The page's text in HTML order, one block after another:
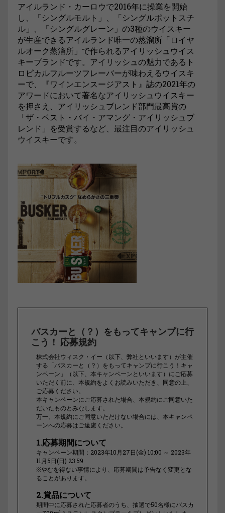
アイルランド・カーロウで2016年に操業を開始
し、「シングルモルト」、「シングルポットスチ
ル」、「シングルグレーン」の3種のウイスキー
が生産できるアイルランド唯一の蒸溜所「ロイヤ
ルオーク蒸溜所」で作られるアイリッシュウイス
キーブランドです。アイリッシュの魅力であるト
ロピカルフルーツフレーバーが味わえるウイスキ
ーで、『ワインエンスージアスト』誌の2021年の
アワードにおいて著名なアイリッシュウイスキー
を押さえ、アイリッシュブレンド部門最高賞の
「ザ・ベスト・バイ・アマング・アイリッシュブ
レンド」を受賞するなど、最注目のアイリッシュ
ウイスキーです。
バスカーと（？）をもってキャンプに行
こう！ 応募規約
株式会社ウィスク・イー（以下、弊社といいます）が主催
する「バスカーと（？）をもってキャンプに行こう！キャ
ンペーン」（以下、本キャンペーンといいます）にご応募
いただく前に、本規約をよくお読みいただき、同意の上、
ご応募ください。
本キャンペーンにご応募された場合、本規約にご同意いた
だいたものとみなします。
万一、本規約にご同意いただけない場合には、本キャンペ
ーンへの応募はご遠慮ください。
1.応募期間について
キャンペーン期間：2023年10月27日(金) 10:00 ～ 2023年
11月5日(日) 23:59
※やむを得ない事情により、応募期間は予告なく変更とな
ることがあります。
2.賞品について
期間中に応募された応募者のうち、抽選で50名様にバスカ